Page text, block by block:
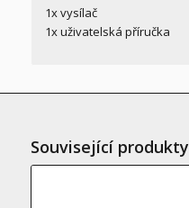
1x vysílač
1x uživatelská příručka
Související produkty